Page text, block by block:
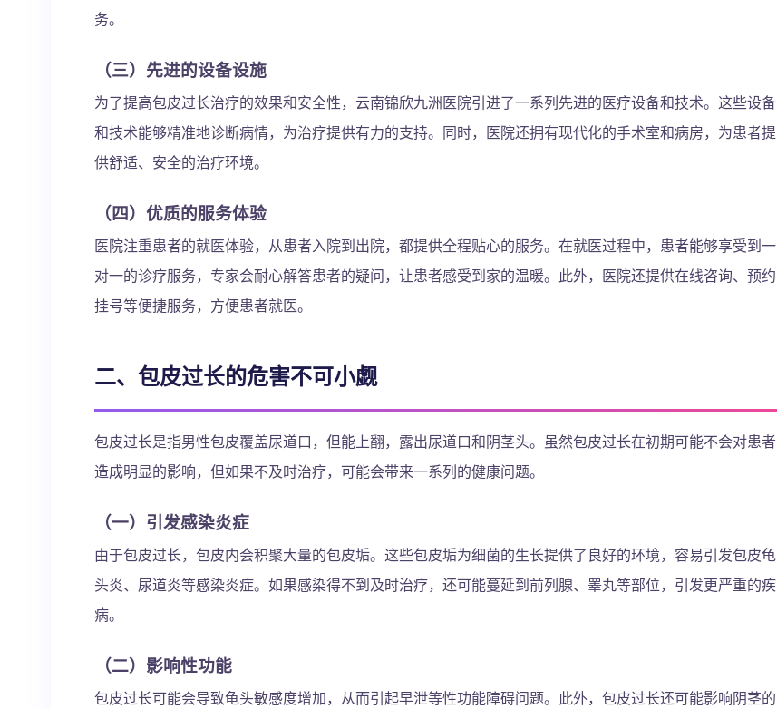
务。
（三）先进的设备设施
为了提高包皮过长治疗的效果和安全性，云南锦欣九洲医院引进了一系列先进的医疗设备和技术。这些设备
和技术能够精准地诊断病情，为治疗提供有力的支持。同时，医院还拥有现代化的手术室和病房，为患者提
供舒适、安全的治疗环境。
（四）优质的服务体验
医院注重患者的就医体验，从患者入院到出院，都提供全程贴心的服务。在就医过程中，患者能够享受到一
对一的诊疗服务，专家会耐心解答患者的疑问，让患者感受到家的温暖。此外，医院还提供在线咨询、预约
挂号等便捷服务，方便患者就医。
二、包皮过长的危害不可小觑
包皮过长是指男性包皮覆盖尿道口，但能上翻，露出尿道口和阴茎头。虽然包皮过长在初期可能不会对患者
造成明显的影响，但如果不及时治疗，可能会带来一系列的健康问题。
（一）引发感染炎症
由于包皮过长，包皮内会积聚大量的包皮垢。这些包皮垢为细菌的生长提供了良好的环境，容易引发包皮龟
头炎、尿道炎等感染炎症。如果感染得不到及时治疗，还可能蔓延到前列腺、睾丸等部位，引发更严重的疾
病。
（二）影响性功能
包皮过长可能会导致龟头敏感度增加，从而引起早泄等性功能障碍问题。此外，包皮过长还可能影响阴茎的